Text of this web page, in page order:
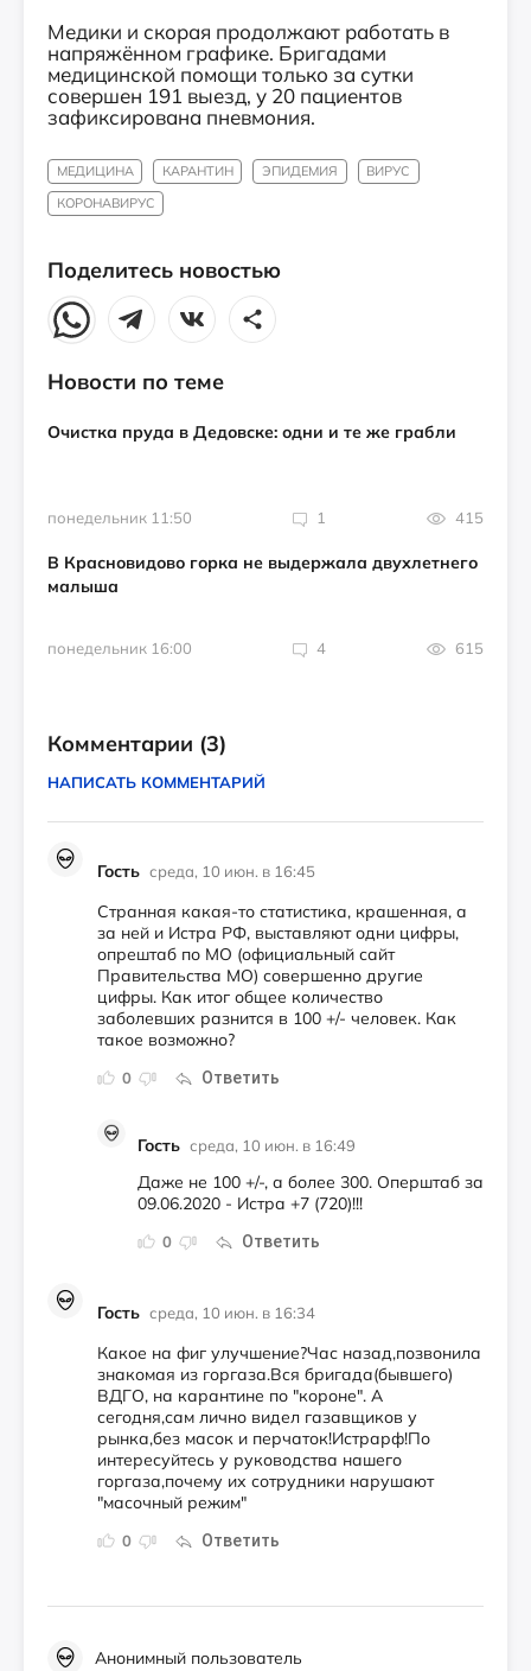
Медики и скорая продолжают работать в
напряжённом графике. Бригадами
медицинской помощи только за сутки
совершен 191 выезд, у 20 пациентов
зафиксирована пневмония.
МЕДИЦИНА КАРАНТИН ЭПИДЕМИЯ
ВИРУС
КОРОНАВИРУС
Поделитесь новостью
Новости по теме
Очистка пруда в Дедовске: одни и те же грабли
понедельник 11:50 1 415
В Красновидово горка не выдержала двухлетнего
малыша
понедельник 16:00 4 615
Комментарии (3)
НАПИСАТЬ КОММЕНТАРИЙ
Гость среда, 10 июн. в 16:45
0 Ответить
Странная какая-то статистика, крашенная, а
за ней и Истра РФ, выставляют одни цифры,
опрештаб по МО (официальный сайт
Правительства МО) совершенно другие
цифры. Как итог общее количество
заболевших разнится в 100 +/- человек. Как
такое возможно?
Гость среда, 10 июн. в 16:49
0 Ответить
Даже не 100 +/-, а более 300. Оперштаб за
09.06.2020 - Истра +7 (720)!!!
Гость среда, 10 июн. в 16:34
0 Ответить
Какое на фиг улучшение?Час назад,позвонила
знакомая из горгаза.Вся бригада(бывшего)
ВДГО, на карантине по "короне". А
сегодня,сам лично видел газавщиков у
рынка,без масок и перчаток!Истрарф!По
интересуйтесь у руководства нашего
горгаза,почему их сотрудники нарушают
"масочный режим"
Анонимный пользователь